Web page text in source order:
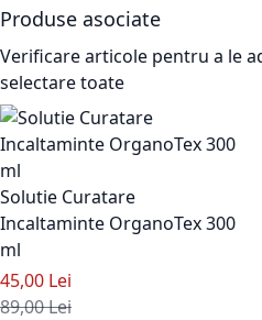
Produse asociate
Verificare articole pentru a le
selectare toate
Solutie Curatare
Incaltaminte OrganoTex 300
ml
Pret special
45,00 Lei
Pret standard
89,00 Lei